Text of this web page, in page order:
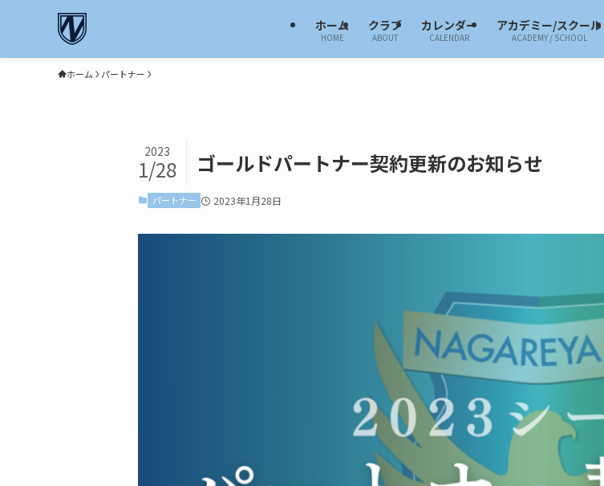
ホーム
HOME
クラブ
ABOUT
カレンダー
CALENDAR
アカデミー/スクール
ACADEMY / SCHOOL
ホーム パートナー
ゴールドパートナー契約更新のお知らせ
2023
1/28
パートナー 2023年1月28日